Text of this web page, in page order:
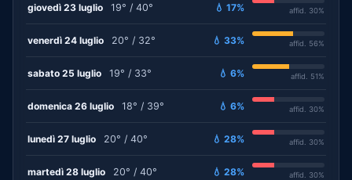
giovedì 23 luglio 19° / 40° 💧 17% affid. 30%
venerdì 24 luglio 20° / 32° 💧 33% affid. 56%
sabato 25 luglio 19° / 33° 💧 6% affid. 51%
domenica 26 luglio 18° / 39° 💧 6% affid. 30%
lunedì 27 luglio 20° / 40° 💧 28% affid. 30%
martedì 28 luglio 20° / 40° 💧 28% affid. 30%